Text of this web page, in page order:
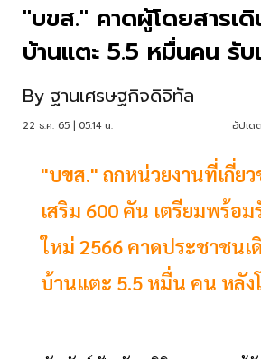
"บขส." คาดผู้โดยสารเ
บ้านแตะ 5.5 หมื่นคน รับ
By ฐานเศรษฐกิจดิจิทัล
22 ธ.ค. 65 | 05:14 น. อัปเด
"บขส." ถกหน่วยงานที่เกี่ยว
เสริม 600 คัน เตรียมพร้อ
ใหม่ 2566 คาดประชาชนเ
บ้านแตะ 5.5 หมื่น คน หลัง